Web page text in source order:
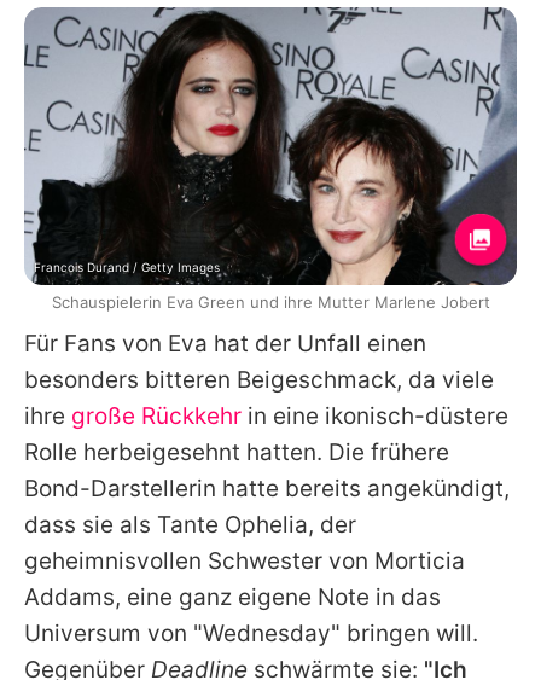
Für Fans von Eva hat der Unfall einen
besonders bitteren Beigeschmack, da viele
ihre große Rückkehr in eine ikonisch-düstere
Rolle herbeigesehnt hatten. Die frühere
Bond-Darstellerin hatte bereits angekündigt,
dass sie als Tante Ophelia, der
geheimnisvollen Schwester von Morticia
Addams, eine ganz eigene Note in das
Universum von "Wednesday" bringen will.
Gegenüber Deadline schwärmte sie: "Ich
Francois Durand / Getty Images
Schauspielerin Eva Green und ihre Mutter Marlene Jobert